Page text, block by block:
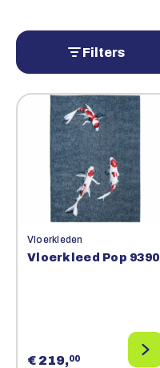
Filters
Vloerkleden
Vloerkleed Pop 9390
€ 219,00